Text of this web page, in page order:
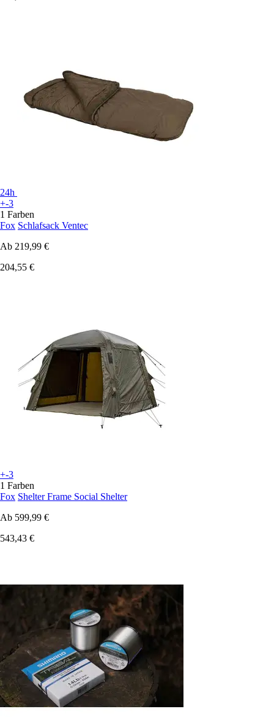
24h
+-3
1 Farben
Fox Schlafsack Ventec
Ab 219,99 €
204,55 €
+-3
1 Farben
Fox Shelter Frame Social Shelter
Ab 599,99 €
543,43 €